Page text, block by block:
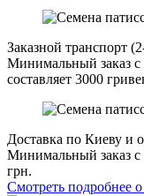
Заказной транспорт
Минимальный заказ с
составляет 3000
Доставка по Киеву и
Минимальный заказ с
грн.
Смотреть подробнее